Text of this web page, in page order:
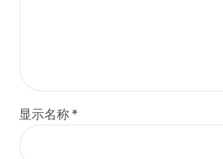
显示名称 *